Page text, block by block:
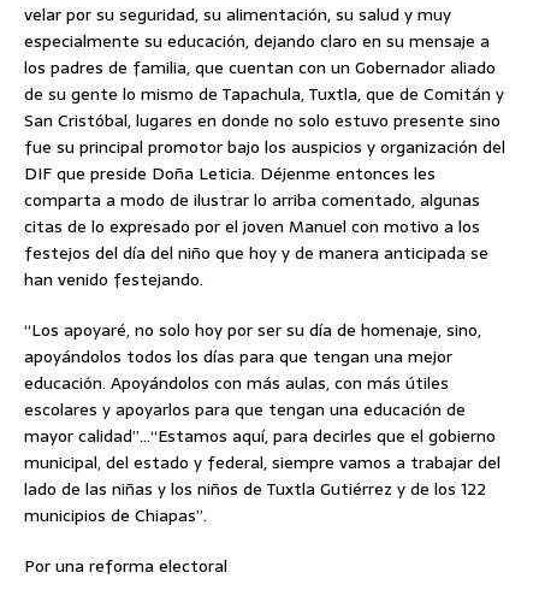
velar por su seguridad, su alimentación, su salud y muy
especialmente su educación, dejando claro en su mensaje a
los padres de familia, que cuentan con un Gobernador aliado
de su gente lo mismo de Tapachula, Tuxtla, que de Comitán y
San Cristóbal, lugares en donde no solo estuvo presente sino
fue su principal promotor bajo los auspicios y organización del
DIF que preside Doña Leticia. Déjenme entonces les
comparta a modo de ilustrar lo arriba comentado, algunas
citas de lo expresado por el joven Manuel con motivo a los
festejos del día del niño que hoy y de manera anticipada se
han venido festejando.
“Los apoyaré, no solo hoy por ser su día de homenaje, sino,
apoyándolos todos los días para que tengan una mejor
educación. Apoyándolos con más aulas, con más útiles
escolares y apoyarlos para que tengan una educación de
mayor calidad”…“Estamos aquí, para decirles que el gobierno
municipal, del estado y federal, siempre vamos a trabajar del
lado de las niñas y los niños de Tuxtla Gutiérrez y de los 122
municipios de Chiapas”.
Por una reforma electoral